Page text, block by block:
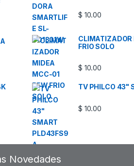
$ 10.00
FRIO SOLO
$ 10.00
TV PHILCO 43"
$ 10.00
Novedades